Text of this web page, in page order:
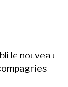
le nouveau